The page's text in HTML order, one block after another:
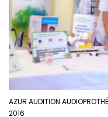
AZUR AUDITION
2016